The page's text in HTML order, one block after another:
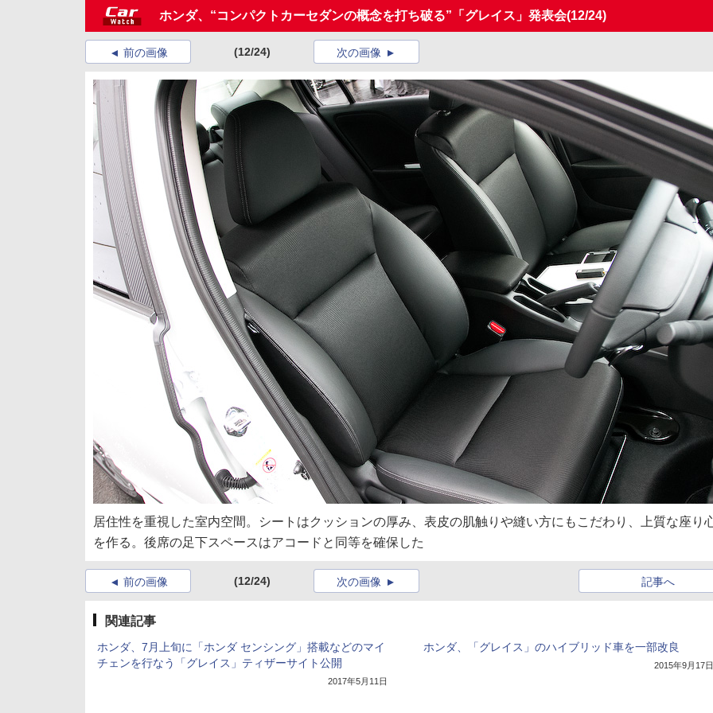
ホンダ、“コンパクトカーセダンの概念を打ち破る”「グレイス」発表会(12/24)
前の画像 (12/24) 次の画像
居住性を重視した室内空間。シートはクッションの厚み、表皮の肌触りや縫い方にもこだわり、上質な座り
を作る。後席の足下スペースはアコードと同等を確保した
前の画像 (12/24) 記事へ
次の画像
関連記事
ホンダ、7月上旬に「ホンダ センシング」搭載などのマイ
チェンを行なう「グレイス」ティザーサイト公開
2017年5月11日
ホンダ、「グレイス」のハイブリッド車を一部改良
2015年9月17日